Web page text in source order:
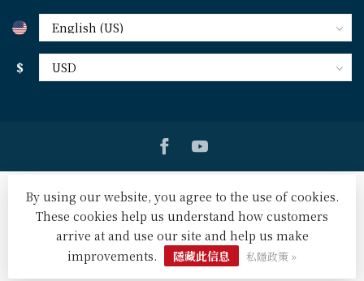
$
© Copyright 2026 天道北美網路書房 U.S. Tien Dao Books
Powered byLightspeed- Lightspeed designbyDyvelopment
By using our website, you agree to the use of cookies.
These cookies help us understand how customers
arrive at and use our site and help us make
improvements.
隱藏此信息 私隱政策 »